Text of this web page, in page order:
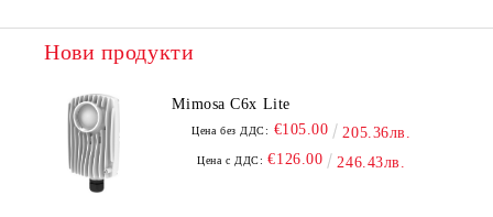
Нови продукти
Mimosa C6x Lite
Цена без ДДС: €105.00 205.36лв.
Цена с ДДС: €126.00 246.43лв.